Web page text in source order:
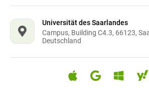
Universität des Saarlandes
Campus, Building C4.3, 66123,
Deutschland